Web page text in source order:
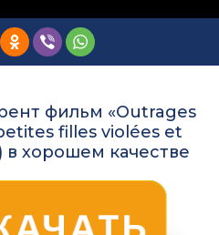
фильм «Outrages
filles violées et
в хорошем качестве